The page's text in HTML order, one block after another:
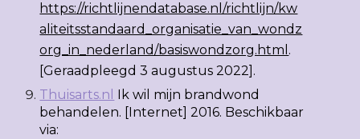
https://richtlijnendatabase.nl/richtlijn/kw
aliteitsstandaard_organisatie_van_wondz
org_in_nederland/basiswondzorg.html .
[Geraadpleegd 3 augustus 2022].
Thuisarts.nl I k wil mijn brandwond
behandelen. [Internet] 2016. Beschikbaar
via: